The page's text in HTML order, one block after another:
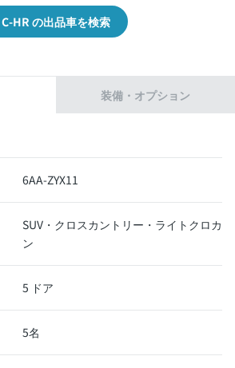
C-HR の出品車を検索
装備・オプション
6AA-ZYX11
SUV・クロスカントリー・ライトクロカ
ン
5 ドア
5名